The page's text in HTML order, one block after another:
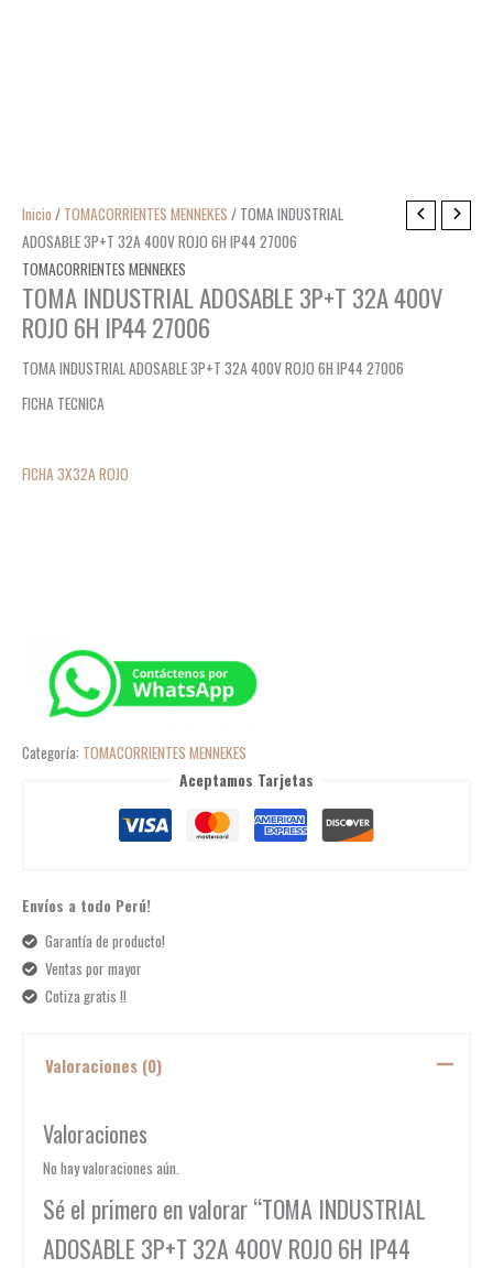
Inicio / TOMACORRIENTES MENNEKES / TOMA INDUSTRIAL
ADOSABLE 3P+T 32A 400V ROJO 6H IP44 27006
TOMACORRIENTES MENNEKES
TOMA INDUSTRIAL ADOSABLE 3P+T 32A 400V
ROJO 6H IP44 27006
TOMA INDUSTRIAL ADOSABLE 3P+T 32A 400V ROJO 6H IP44 27006
FICHA TECNICA
FICHA 3X32A ROJO
Categoría: TOMACORRIENTES MENNEKES
Aceptamos Tarjetas
Envíos a todo Perú!
Garantía de producto!
Ventas por mayor
Cotiza gratis !!
Valoraciones (0)
Valoraciones
No hay valoraciones aún.
Sé el primero en valorar “TOMA INDUSTRIAL
ADOSABLE 3P+T 32A 400V ROJO 6H IP44